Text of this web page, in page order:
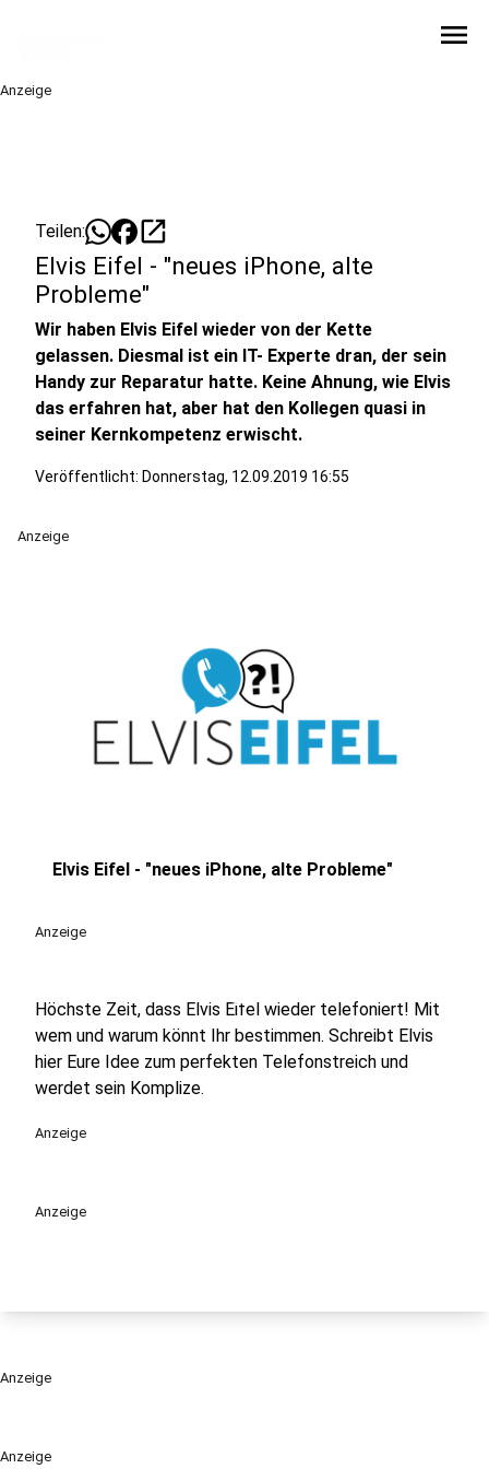
menu
Anzeige
Anzeige
Teilen: open_in_new
Elvis Eifel - "neues iPhone, alte
Probleme"
Wir haben Elvis Eifel wieder von der Kette
gelassen. Diesmal ist ein IT- Experte dran, der sein
Handy zur Reparatur hatte. Keine Ahnung, wie Elvis
das erfahren hat, aber hat den Kollegen quasi in
seiner Kernkompetenz erwischt.
Veröffentlicht: Donnerstag, 12.09.2019 16:55
Anzeige
Elvis Eifel - "neues iPhone, alte Probleme"
Anzeige
Höchste Zeit, dass Elvis Eifel wieder telefoniert! Mit
wem und warum könnt Ihr bestimmen. Schreibt Elvis
hier Eure Idee zum perfekten Telefonstreich und
werdet sein Komplize.
Anzeige
Anzeige
Anzeige